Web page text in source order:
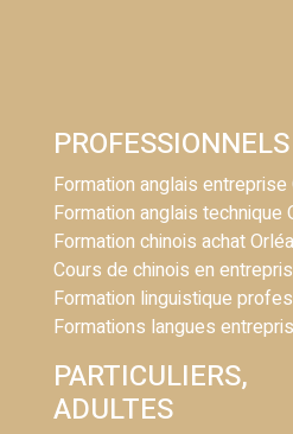
PROFESSIONNELS
Formation anglais entreprise
Formation anglais technique
Formation chinois achat
Cours de chinois en
Formation linguistique
Formations langues
PARTICULIERS,
ADULTES